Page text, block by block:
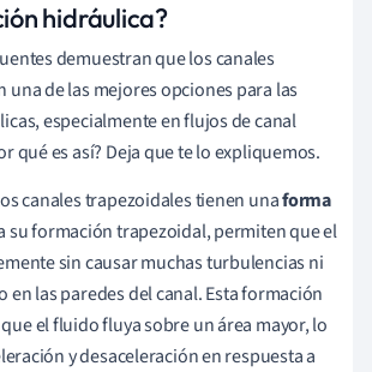
hidráulica?
demuestran que los canales
una de las mejores opciones para las
especialmente en flujos de canal
qué es así? Deja que te lo expliquemos.
canales trapezoidales tienen unaforma
su formación trapezoidal, permiten que el
sin causar muchas turbulencias ni
en las paredes del canal. Esta formación
el fluido fluya sobre un área mayor, lo
y desaceleración en respuesta a